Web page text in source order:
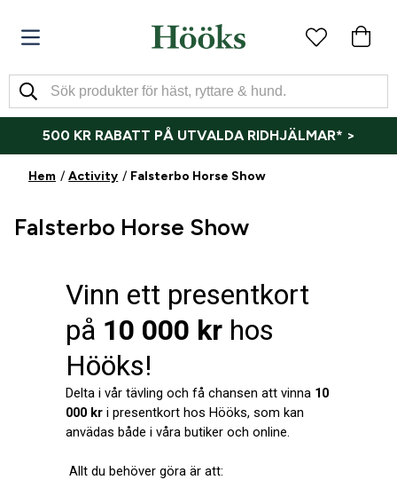
500 KR RABATT PÅ UTVALDA RIDHJÄLMAR* >
Hem Activity Falsterbo Horse Show
Falsterbo Horse Show